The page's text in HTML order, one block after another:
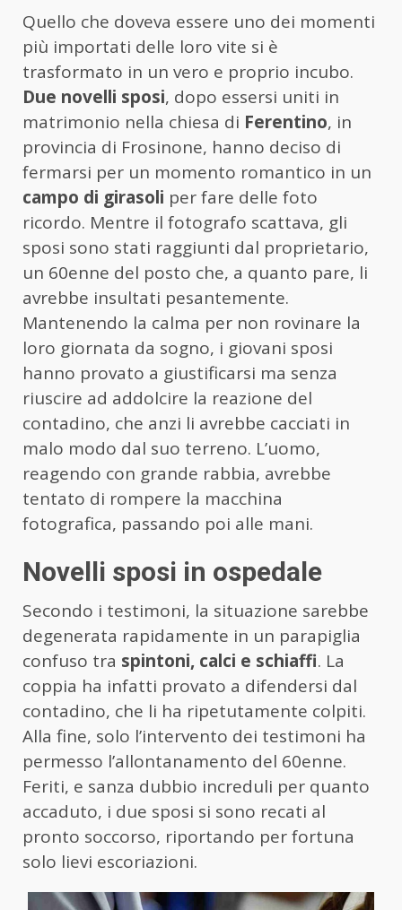
Quello che doveva essere uno dei momenti
più importati delle loro vite si è
trasformato in un vero e proprio incubo.
Due novelli sposi, dopo essersi uniti in
matrimonio nella chiesa di Ferentino, in
provincia di Frosinone, hanno deciso di
fermarsi per un momento romantico in un
campo di girasoli per fare delle foto
ricordo. Mentre il fotografo scattava, gli
sposi sono stati raggiunti dal proprietario,
un 60enne del posto che, a quanto pare, li
avrebbe insultati pesantemente.
Mantenendo la calma per non rovinare la
loro giornata da sogno, i giovani sposi
hanno provato a giustificarsi ma senza
riuscire ad addolcire la reazione del
contadino, che anzi li avrebbe cacciati in
malo modo dal suo terreno. L’uomo,
reagendo con grande rabbia, avrebbe
tentato di rompere la macchina
fotografica, passando poi alle mani.
Novelli sposi in ospedale
Secondo i testimoni, la situazione sarebbe
degenerata rapidamente in un parapiglia
confuso tra spintoni, calci e schiaffi. La
coppia ha infatti provato a difendersi dal
contadino, che li ha ripetutamente colpiti.
Alla fine, solo l’intervento dei testimoni ha
permesso l’allontanamento del 60enne.
Feriti, e sanza dubbio increduli per quanto
accaduto, i due sposi si sono recati al
pronto soccorso, riportando per fortuna
solo lievi escoriazioni.